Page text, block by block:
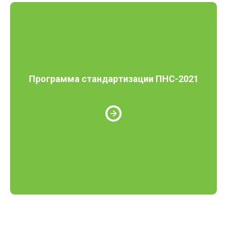
Программа стандартизации ПНС-2021